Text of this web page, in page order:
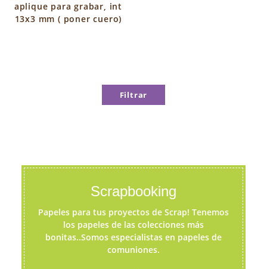
aplique para grabar, int
13x3 mm ( poner cuero)
Filtrar
Scrapbooking
Papeles para tus proyectos de Scrap! Tenemos
los papeles de las colecciones más
bonitas..Somos especialistas en papeles de
comuniones.